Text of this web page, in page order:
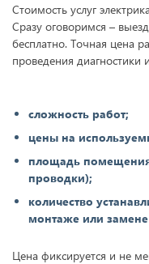
Стоимость услуг
Сразу оговоримся –
бесплатно. Точная цена
проведения диагностики
сложность работ;
цены на
площадь
проводки);
количество
монтаже или
Цена фиксируется и не